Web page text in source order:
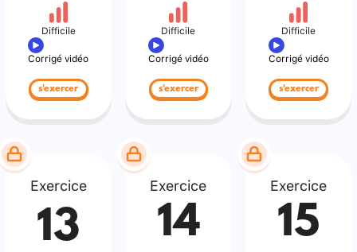
Difficile
Corrigé vidéo
s'exercer
Difficile
Corrigé vidéo
s'exercer
Difficile
Corrigé vidéo
s'exercer
Exercice
13
Exercice
14
Exercice
15